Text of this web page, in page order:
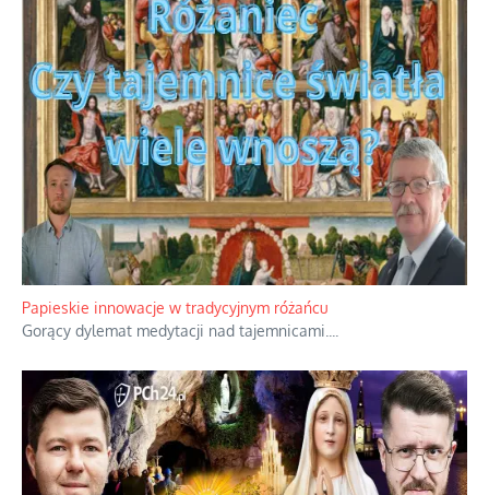
Kamienie i siekiery przeciw czołgom
Gorzka analityka decyzji warszawskich dowódców.